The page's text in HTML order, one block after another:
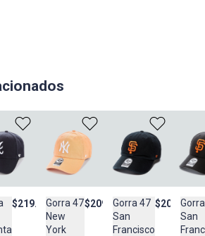
S.A.S.
limpiar con trapo humedo en caso que la
al sol tanto tiempo en el secado, no
de algodón
$219.900Gorra 47
New
York
$209.900Gorra 47
San
Francisco
$209.900
San